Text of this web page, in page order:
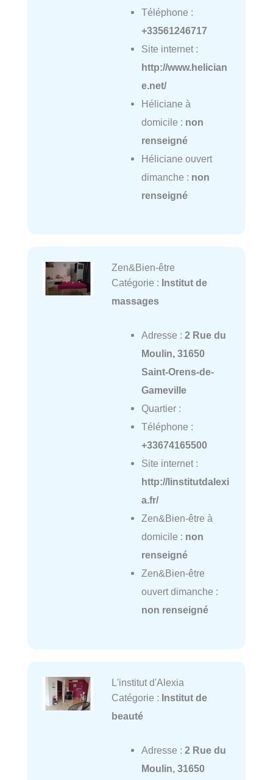
Téléphone :
+33561246717
Site internet :
http://www.helician
e.net/
Héliciane à
domicile : non
renseigné
Héliciane ouvert
dimanche : non
renseigné
Zen&Bien-être
Catégorie : Institut de
massages
Adresse : 2 Rue du
Moulin, 31650
Saint-Orens-de-
Gameville
Quartier :
Téléphone :
+33674165500
Site internet :
http://linstitutdalexi
a.fr/
Zen&Bien-être à
domicile : non
renseigné
Zen&Bien-être
ouvert dimanche :
non renseigné
L'institut d'Alexia
Catégorie : Institut de
beauté
Adresse : 2 Rue du
Moulin, 31650